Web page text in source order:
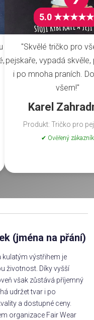
5.0 ★★★★★
"Skvělé tričko pro
pejskaře, vypadá
i po mnoha praních.
všem!"
Karel
Produkt: Tričko pro
✔ Ověřený zákazník
(jména na přání)
výstřihem je
životnost. Díky vyšší
však zůstává příjemný
udržet tvar i po
a dostupné ceny.
organizace Fair Wear